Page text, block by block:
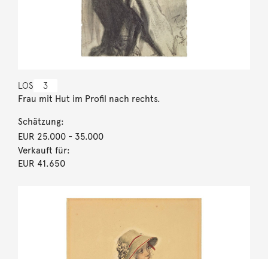
LOS 3
Frau mit Hut im Profil nach rechts.
Schätzung:
EUR 25.000- 35.000
Verkauft für:
EUR 41.650